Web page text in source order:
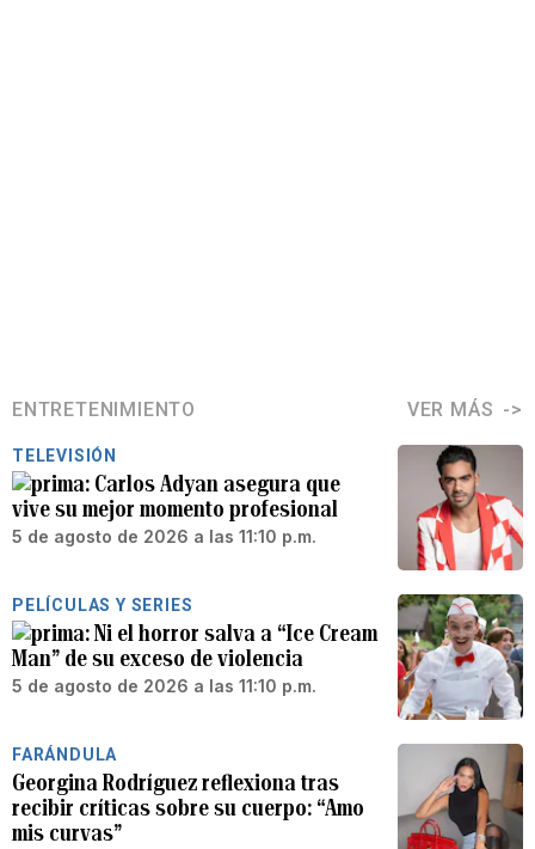
ENTRETENIMIENTO VER MÁS
TELEVISIÓN
Carlos Adyan asegura que
vive su mejor momento profesional
5 de agosto de 2026 a las 11:10 p.m.
PELÍCULAS Y SERIES
Ni el horror salva a “Ice Cream
Man” de su exceso de violencia
5 de agosto de 2026 a las 11:10 p.m.
FARÁNDULA
Georgina Rodríguez reflexiona tras
recibir críticas sobre su cuerpo: “Amo
mis curvas”